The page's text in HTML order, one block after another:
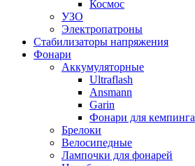
Космос
УЗО
Электропатроны
Стабилизаторы напряжения
Фонари
Аккумуляторные
Ultraflash
Ansmann
Garin
Фонари для кемпинга
Брелоки
Велосипедные
Лампочки для фонарей